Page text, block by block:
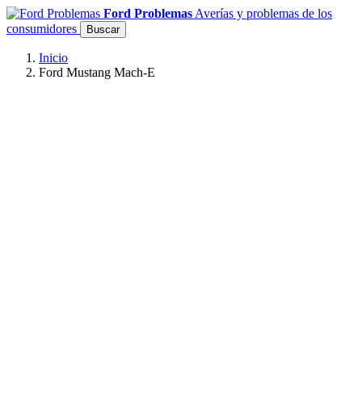
Ford Problemas Averías y problemas de los
consumidores
Buscar
Inicio
Ford Mustang Mach-E